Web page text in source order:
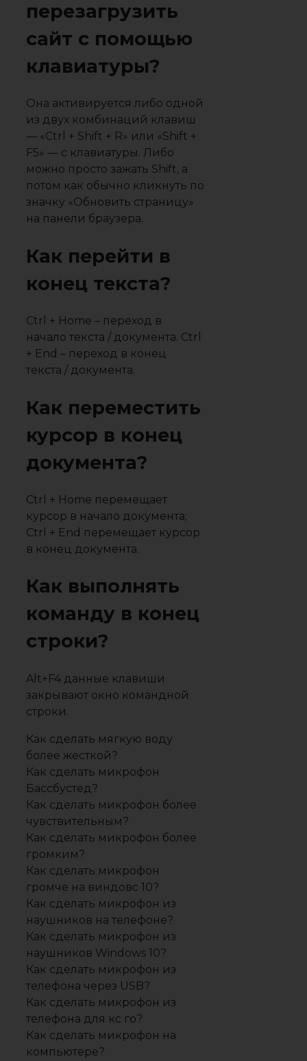
перезагрузить
сайт с помощью
клавиатуры?
Она активируется либо одной
из двух комбинаций клавиш
— «Ctrl + Shift + R» или «Shift +
F5» — с клавиатуры. Либо
можно просто зажать Shift, а
потом как обычно кликнуть по
значку «Обновить страницу»
на панели браузера.
Как перейти в
конец текста?
Ctrl + Home – переход в
начало текста / документа. Ctrl
+ End – переход в конец
текста / документа.
Как переместить
курсор в конец
документа?
Ctrl + Home перемещает
курсор в начало документа;
Ctrl + End перемещает курсор
в конец документа.
Как выполнять
команду в конец
строки?
Alt+F4 данные клавиши
закрывают окно командной
строки.
Как сделать мягкую воду
более жесткой?
Как сделать микрофон
Бассбустед?
Как сделать микрофон более
чувствительным?
Как сделать микрофон более
громким?
Как сделать микрофон
громче на виндовс 10?
Как сделать микрофон из
наушников на телефоне?
Как сделать микрофон из
наушников Windows 10?
Как сделать микрофон из
телефона через USB?
Как сделать микрофон из
телефона для кс го?
Как сделать микрофон на
компьютере?